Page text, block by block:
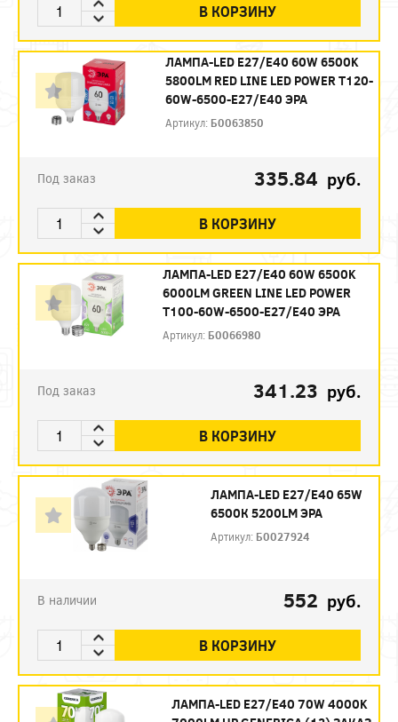
В КОРЗИНУ
ЛАМПА-LED E27/E40 60W 6500K
5800LM RED LINE LED POWER T120-
60W-6500-E27/E40 ЭРА
Артикул: Б0063850
Под заказ 335.84 руб.
В КОРЗИНУ
ЛАМПА-LED E27/E40 60W 6500K
6000LM GREEN LINE LED POWER
T100-60W-6500-E27/E40 ЭРА
Артикул: Б0066980
Под заказ 341.23 руб.
В КОРЗИНУ
ЛАМПА-LED E27/E40 65W
6500К 5200LM ЭРА
Артикул: Б0027924
В наличии 552 руб.
В КОРЗИНУ
ЛАМПА-LED E27/E40 70W 4000K